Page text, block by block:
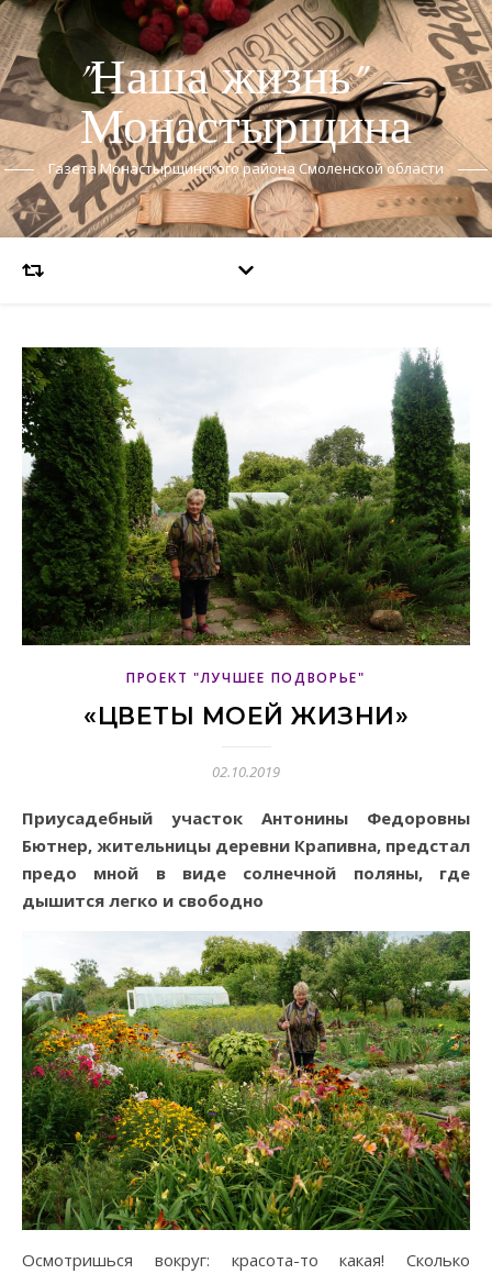
"Наша жизнь" —
Монастырщина
Газета Монастырщинского района Смоленской области
ПРОЕКТ "ЛУЧШЕЕ ПОДВОРЬЕ"
«ЦВЕТЫ МОЕЙ ЖИЗНИ»
02.10.2019
Приусадебный участок Антонины Федоровны
Бютнер, жительницы деревни Крапивна, предстал
предо мной в виде солнечной поляны, где
дышится легко и свободно
Осмотришься вокруг: красота-то какая! Сколько